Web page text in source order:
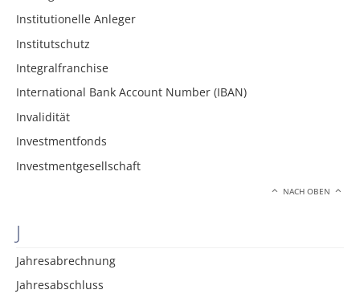
Institutionelle Anleger
Institutschutz
Integralfranchise
International Bank Account Number (IBAN)
Invalidität
Investmentfonds
Investmentgesellschaft
NACH OBEN
J
Jahresabrechnung
Jahresabschluss